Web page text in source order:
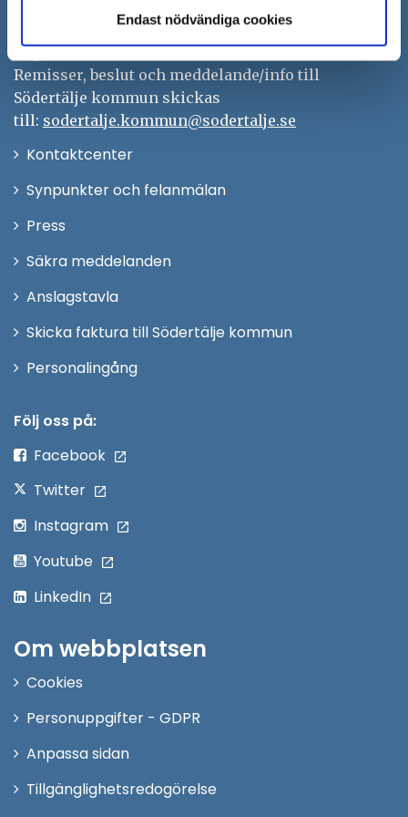
Endast nödvändiga cookies
kontaktcenter@sodertalje.se
Org.nr. 212000–0159
Remisser, beslut och meddelande/info till
Södertälje kommun skickas
till: sodertalje.kommun@sodertalje.se
KontaktcenterÖppna
Synpunkter och felanmälan
Press
fönster
Säkra meddelanden
Anslagstavla
Skicka faktura till Södertälje kommun
PersonalingångÖppna
Följ oss på:
Facebook
Twitter
Instagram
Youtube
LinkedIn
Om webbplatsen
Cookies
Personuppgifter - GDPR
Anpassa sidan
Tillgänglighetsredogörelse